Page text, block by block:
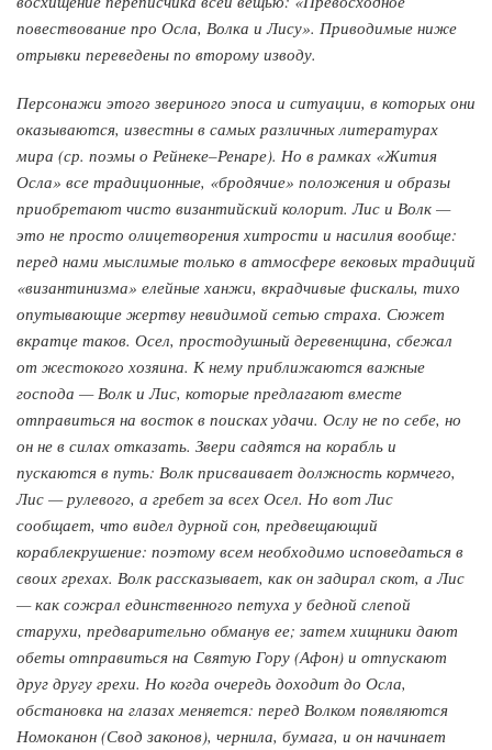
повествование про Осла, Волка и Лису». Приводимые ниже
отрывки переведены по второму изводу.
Персонажи этого звериного эпоса и ситуации, в которых они
оказываются, известны в самых различных литературах
мира (ср. поэмы о Рейнеке–Ренаре). Но в рамках «Жития
Осла» все традиционные, «бродячие» положения и образы
приобретают чисто византийский колорит. Лис и Волк —
это не просто олицетворения хитрости и насилия вообще:
перед нами мыслимые только в атмосфере вековых традиций
«византинизма» елейные ханжи, вкрадчивые фискалы, тихо
опутывающие жертву невидимой сетью страха. Сюжет
вкратце таков. Осел, простодушный деревенщина, сбежал
от жестокого хозяина. К нему приближаются важные
господа — Волк и Лис, которые предлагают вместе
отправиться на восток в поисках удачи. Ослу не по себе, но
он не в силах отказать. Звери садятся на корабль и
пускаются в путь: Волк присваивает должность кормчего,
Лис — рулевого, а гребет за всех Осел. Но вот Лис
сообщает, что видел дурной сон, предвещающий
кораблекрушение: поэтому всем необходимо исповедаться в
своих грехах. Волк рассказывает, как он задирал скот, а Лис
— как сожрал единственного петуха у бедной слепой
старухи, предварительно обманув ее; затем хищники дают
обеты отправиться на Святую Гору (Афон) и отпускают
друг другу грехи. Но когда очередь доходит до Осла,
обстановка на глазах меняется: перед Волком появляются
Номоканон (Свод законов), чернила, бумага, и он начинает